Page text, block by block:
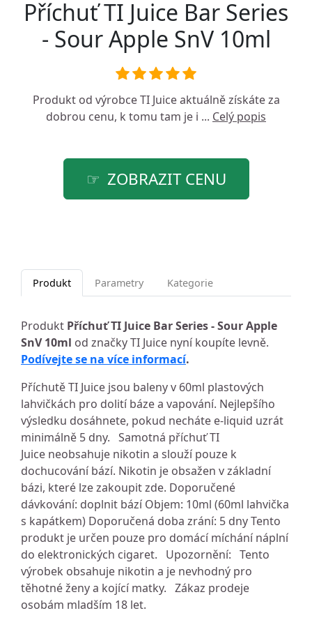
Příchuť TI Juice Bar Series
- Sour Apple SnV 10ml
Produkt od výrobceTI Juiceaktuálně získáte za
dobrou cenu, k tomu tam je i ... Celý popis
ZOBRAZIT CENU
Produkt Parametry Kategorie
Produkt Příchuť TI Juice Bar Series - Sour Apple
SnV 10ml od značky TI Juice nyní koupíte levně.
Podívejte se na více informací.
Příchutě TI Juice jsou baleny v 60ml plastových
lahvičkách pro dolití báze a vapování. Nejlepšího
výsledku dosáhnete, pokud necháte e-liquid uzrát
minimálně 5 dny. Samotná příchuť TI
Juice neobsahuje nikotin a slouží pouze k
dochucování bází. Nikotin je obsažen v základní
bázi, které lze zakoupit zde. Doporučené
dávkování: doplnit bází Objem: 10ml (60ml lahvička
s kapátkem) Doporučená doba zrání: 5 dny Tento
produkt je určen pouze pro domácí míchání náplní
do elektronických cigaret. Upozornění: Tento
výrobek obsahuje nikotin a je nevhodný pro
těhotné ženy a kojící matky. Zákaz prodeje
osobám mladším 18 let.